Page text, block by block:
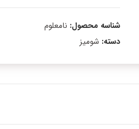
شناسه محصول: نامعلوم
دسته: شومیز